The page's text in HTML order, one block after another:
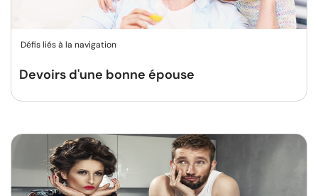
Défis liés à la navigation
Devoirs d'une bonne épouse